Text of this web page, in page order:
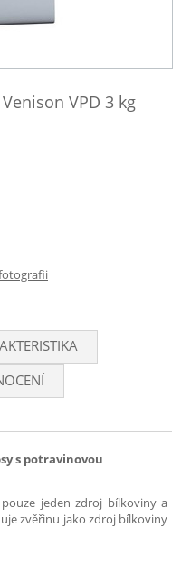
VPD 3 kg
s potravinovou
jeden zdroj bílkoviny a
zvěřinu jako zdroj bílkoviny